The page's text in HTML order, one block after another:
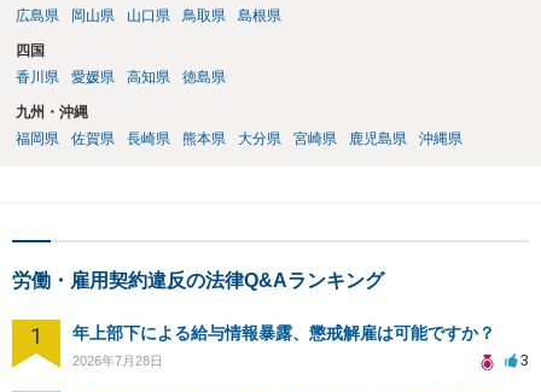
広島県
岡山県 山口県 鳥取県 島根県
四国
香川県
愛媛県 高知県 徳島県
九州・沖縄
福岡県
佐賀県 長崎県 熊本県 大分県 宮崎県 鹿児島県 沖縄県
労働・雇用契約違反の法律Q&Aランキング
1 年上部下による給与情報暴露、懲戒解雇は可能ですか？
2026年7月28日 3